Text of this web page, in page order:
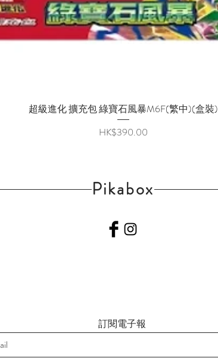
快速瀏覽
超級進化 擴充包 綠寶石風暴M6F(繁中)(盒裝)
價格
HK$390.00
Pikabox
訂閱電子報